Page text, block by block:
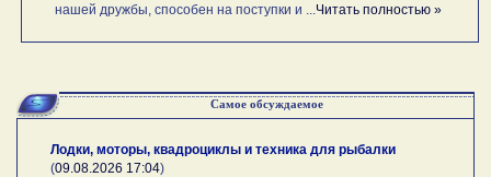
нашей дружбы, способен на поступки и ... Читать полностью »
Самое обсуждаемое
Лодки, моторы, квадроциклы и техника для рыбалки
(09.08.2026 17:04)